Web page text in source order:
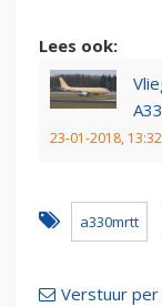
Lees ook:
23-01-2018, 13:32
a330mrtt
Verstuur per